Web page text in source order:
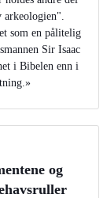
som en pålitelig
Sir Isaac
i Bibelen enn i
og